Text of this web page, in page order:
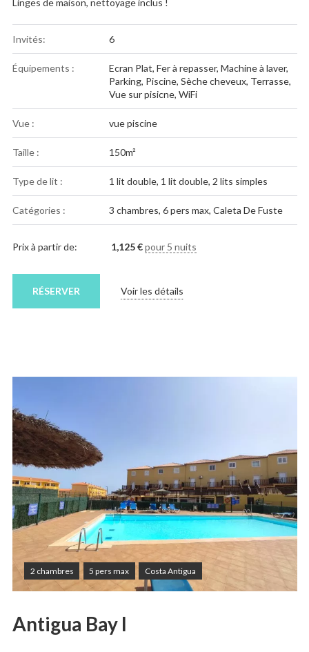
Linges de maison, nettoyage inclus !
Invités: 6
Équipements : Ecran Plat, Fer à repasser, Machine à laver,
Parking, Piscine, Sèche cheveux, Terrasse,
Vue sur pisicne, WiFi
Vue : vue piscine
Taille : 150m²
Type de lit : 1 lit double, 1 lit double, 2 lits simples
Catégories : 3 chambres, 6 pers max, Caleta De Fuste
Prix à partir de: 1,125€ pour 5 nuits
Voir les détails
RÉSERVER
2 chambres 5 pers max Costa Antigua
Antigua Bay I